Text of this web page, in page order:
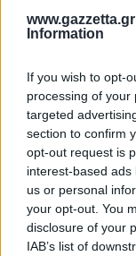
Information
If you wish to opt-
processing of your
targeted
section to confirm
opt-out request is
interest-based
us or personal
your opt-out. You
disclosure of your
IAB’s list of
«Δεν
Ερυθρό Αστέρα
οποίο σέβομαι